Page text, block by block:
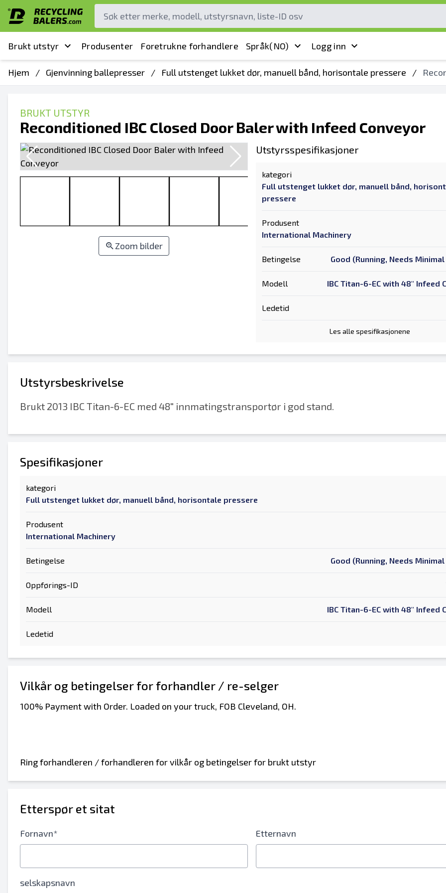
Brukt utstyr Produsenter Foretrukne forhandlere Språk(NO) Logg inn
Hjem / Gjenvinning ballepresser / Full utstenget lukket dør, manuell bånd, horisontale pressere /
BRUKT UTSTYR
Reconditioned IBC Closed Door Baler with Infeed Conveyor
Zoom bilder
Utstyrsspesifikasjoner
kategori
Full utstenget lukket dør, manuell bånd,
pressere
Produsent
International Machinery
Betingelse Good (Running, Needs
Modell IBC Titan-6-EC with 48" Infeed
Ledetid
Les alle spesifikasjonene
Utstyrsbeskrivelse
Brukt 2013 IBC Titan-6-EC med 48" innmatingstransportør i god stand.
Spesifikasjoner
kategori
Full utstenget lukket dør, manuell bånd, horisontale pressere
Produsent
International Machinery
Betingelse Good (Running, Needs
Oppførings-ID
Modell IBC Titan-6-EC with 48" Infeed
Ledetid
Vilkår og betingelser for forhandler / re-selger
100% Payment with Order. Loaded on your truck, FOB Cleveland, OH.
Ring forhandleren / forhandleren for vilkår og betingelser for brukt utstyr
Etterspør et sitat
Fornavn* Etternavn
selskapsnavn